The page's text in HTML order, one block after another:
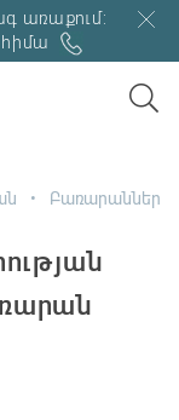
առաքում:
Բառարաններ